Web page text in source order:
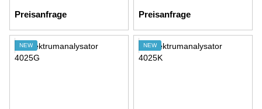
Preisanfrage Preisanfrage
NEW NEW